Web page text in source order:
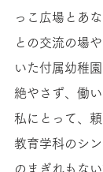
っこ広場とあ
との交流の場
いた付属幼稚
絶やさず、働
私にとって、
教育学科のシ
のまぎれもな